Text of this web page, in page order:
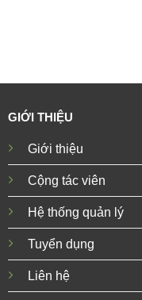
GIỚI THIỆU
Giới thiệu
Cộng tác viên
Hệ thống quản lý
Tuyển dụng
Liên hệ